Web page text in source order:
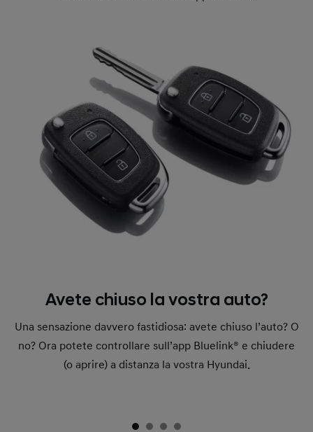
Avete chiuso la vostra auto?
Una sensazione davvero fastidiosa: avete chiuso l’auto? O
no? Ora potete controllare sull’app Bluelink® e chiudere
(o aprire) a distanza la vostra Hyundai.